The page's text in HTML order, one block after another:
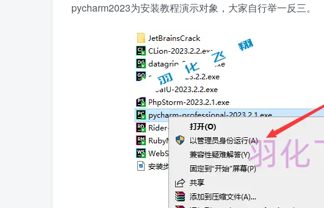
pycharm2023为安装教程演示对象，大家自行举一反三。